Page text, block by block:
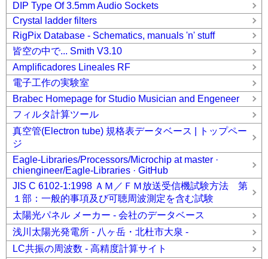
DIP Type Of 3.5mm Audio Sockets
Crystal ladder filters
RigPix Database - Schematics, manuals 'n' stuff
皆空の中で... Smith V3.10
Amplificadores Lineales RF
電子工作の実験室
Brabec Homepage for Studio Musician and Engeneer
フィルタ計算ツール
真空管(Electron tube) 規格表データベース | トップペー
ジ
Eagle-Libraries/Processors/Microchip at master ·
chiengineer/Eagle-Libraries · GitHub
JIS C 6102-1:1998 ＡＭ／ＦＭ放送受信機試験方法 第
１部：一般的事項及び可聴周波測定を含む試験
太陽光パネル メーカー - 会社のデータベース
浅川太陽光発電所 - 八ヶ岳・北杜市大泉 -
LC共振の周波数 - 高精度計算サイト